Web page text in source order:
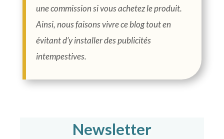
une commission si vous achetez le produit.
Ainsi, nous faisons vivre ce blog tout en
évitant d’y installer des publicités
intempestives.
Newsletter